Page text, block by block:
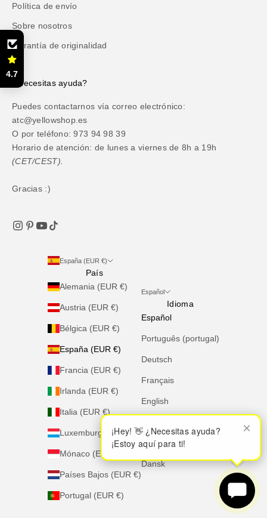
Política de envío
Sobre nosotros
Garantía de originalidad
¿Necesitas ayuda?
Puedes contactarnos vía correo electrónico:
atc@yellowshop.es
O por teléfono: 973 94 98 39
Horario de atención: de lunes a viernes de 8h a 19h
(CET/CEST).
Gracias :)
España (EUR €)
País
Alemania (EUR €)
Austria (EUR €)
Bélgica (EUR €)
España (EUR €)
Francia (EUR €)
Irlanda (EUR €)
Italia (EUR €)
Luxemburgo (EUR €)
Mónaco (EUR €)
Países Bajos (EUR €)
Portugal (EUR €)
Español
Idioma
Español
Português (portugal)
Deutsch
Français
English
Nederlands
Dansk
4.7
¡Hey! 👋 ¿Necesitas ayuda?
¡Estoy aquí para ti!
×
¡Hey! 👋 ¿Necesitas ayuda?
¡Estoy aquí para ti!
×